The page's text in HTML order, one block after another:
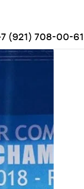
(921) 708-00-61